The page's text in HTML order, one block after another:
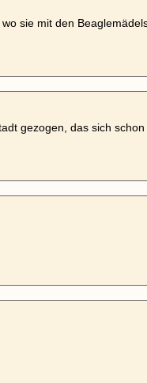
sie mit den
gezogen, das sich